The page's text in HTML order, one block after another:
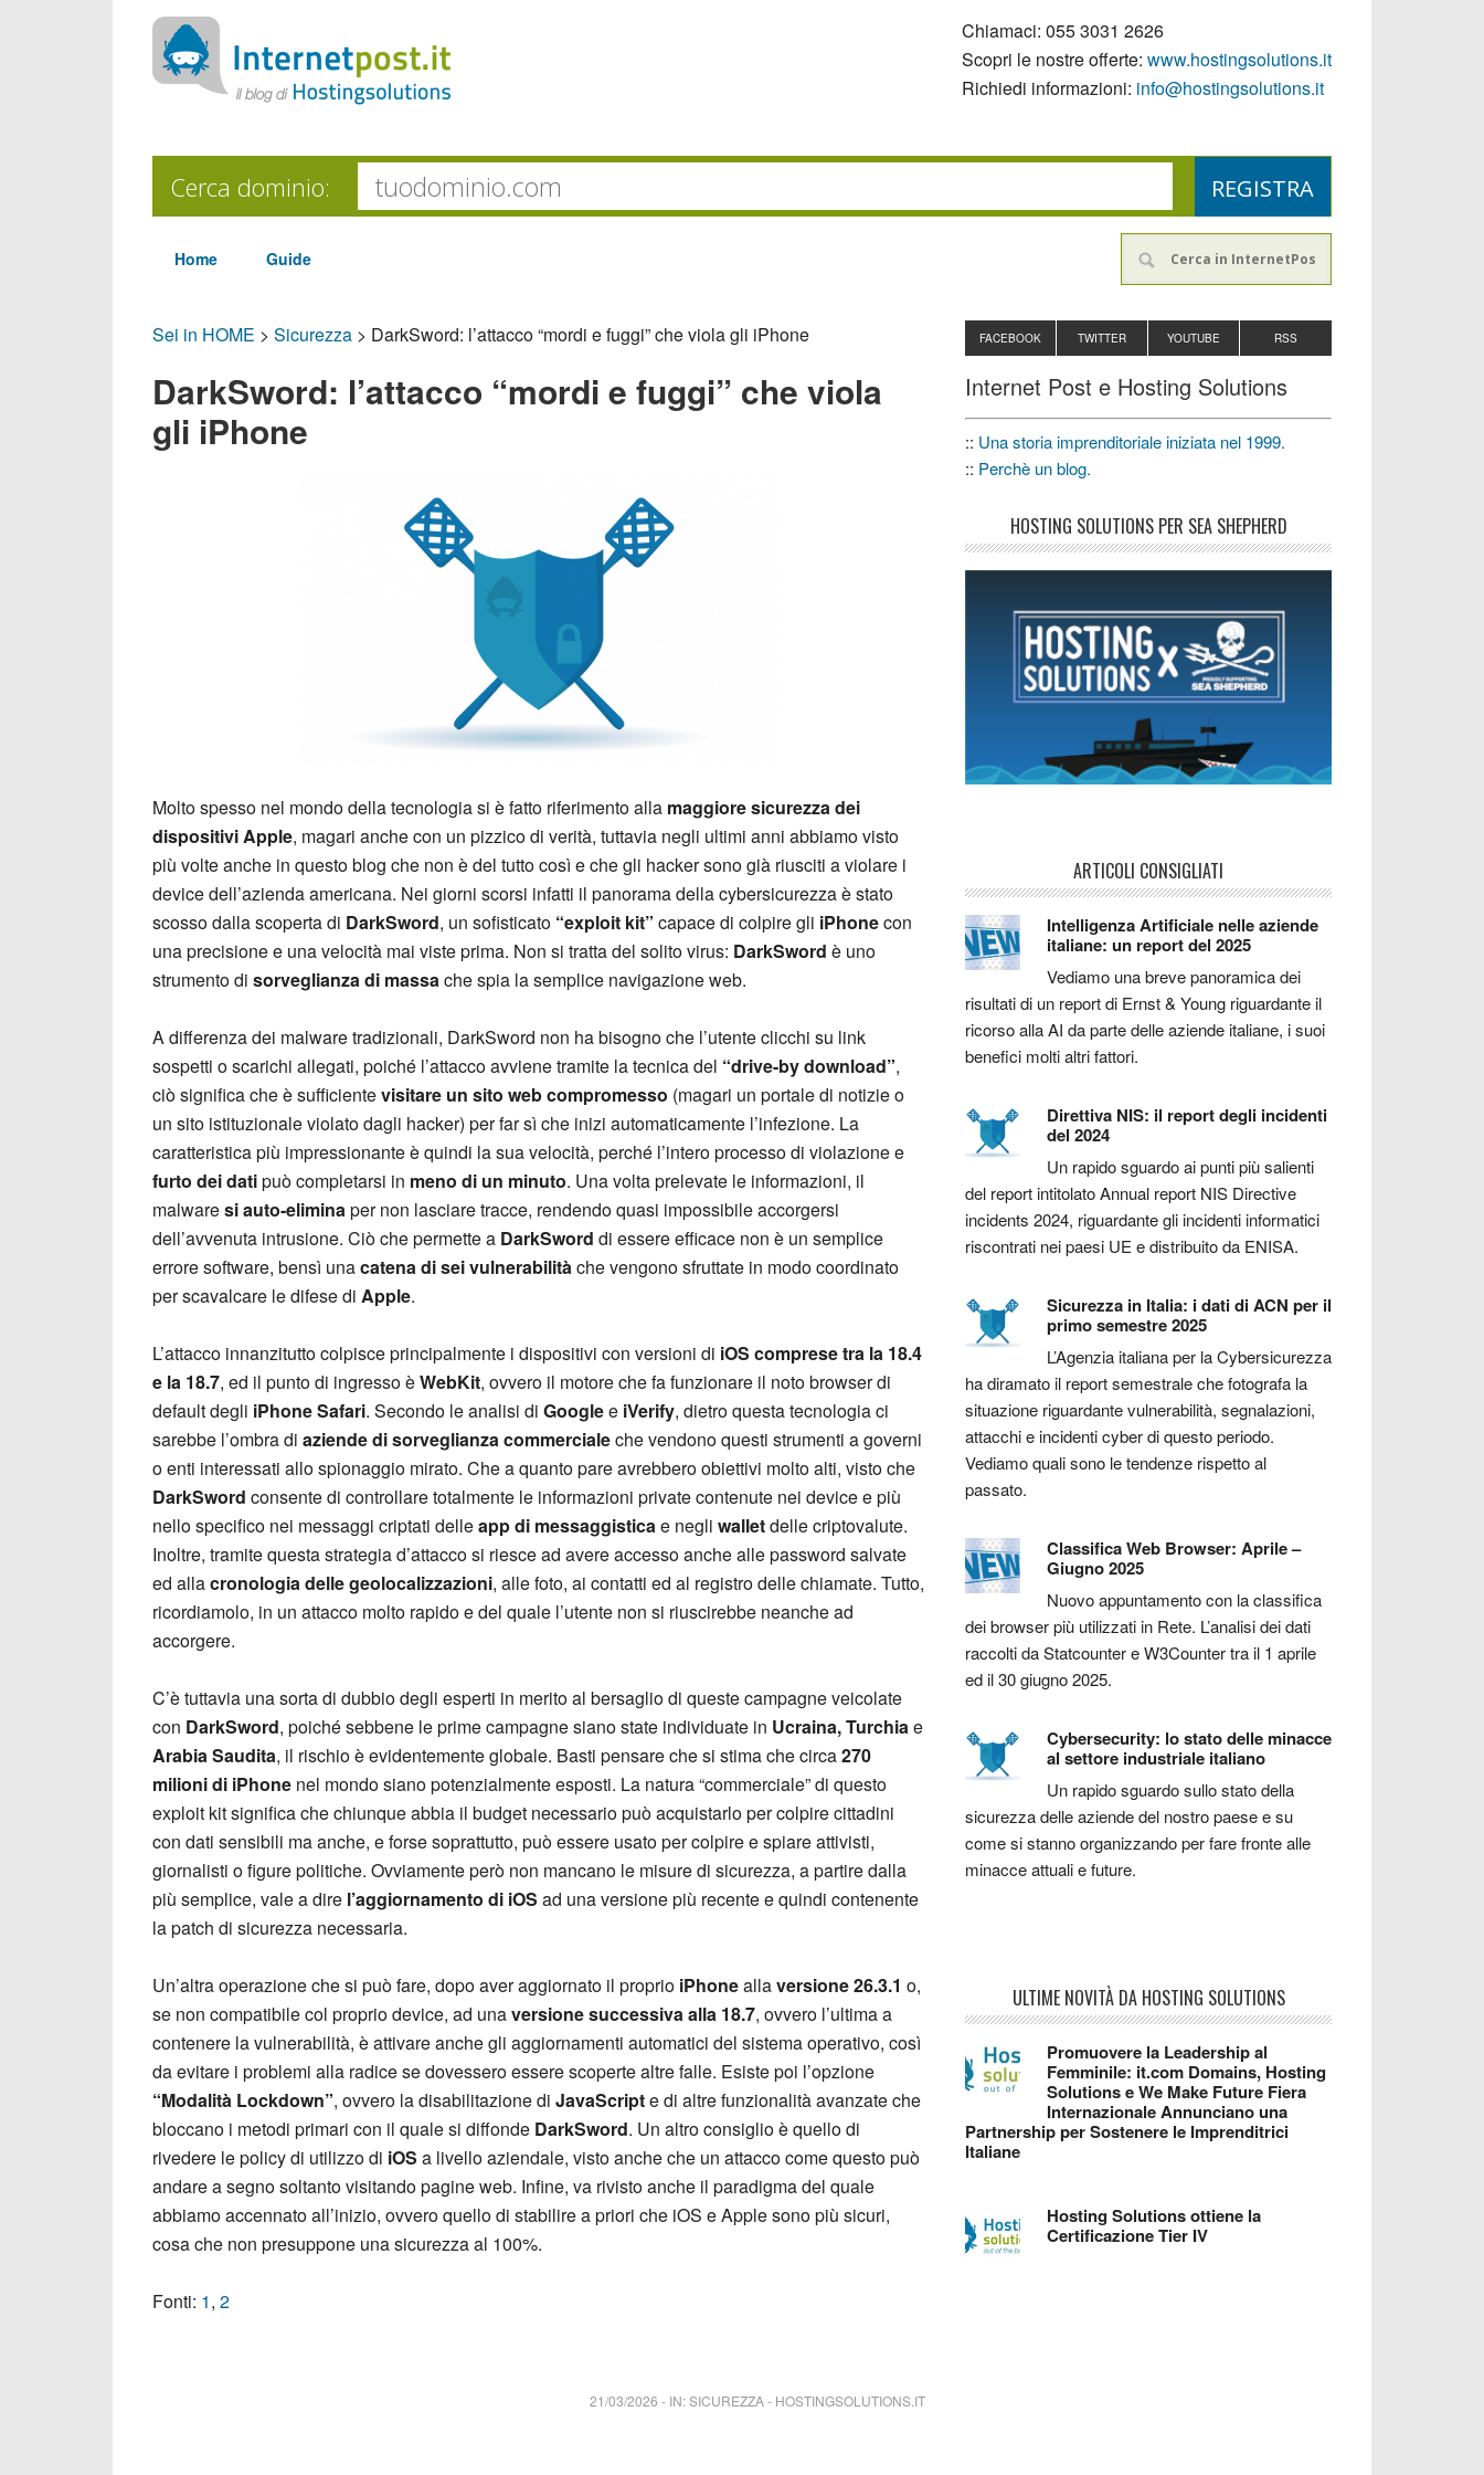
Chiamaci: 055 3031 2626
Scopri le nostre offerte: www.hostingsolutions.it
Richiedi informazioni: info@hostingsolutions.it
Cerca dominio:
Home Guide
Sei in HOME > Sicurezza > DarkSword: l’attacco “mordi e fuggi” che viola gli iPhone
DarkSword: l’attacco “mordi e fuggi” che viola
gli iPhone
Molto spesso nel mondo della tecnologia si è fatto riferimento alla maggiore sicurezza dei
dispositivi Apple, magari anche con un pizzico di verità, tuttavia negli ultimi anni abbiamo visto
più volte anche in questo blog che non è del tutto così e che gli hacker sono già riusciti a violare i
device dell’azienda americana. Nei giorni scorsi infatti il panorama della cybersicurezza è stato
scosso dalla scoperta di DarkSword, un sofisticato “exploit kit” capace di colpire gli iPhonecon
una precisione e una velocità mai viste prima. Non si tratta del solito virus: DarkSword è uno
strumento di sorveglianza di massache spia la semplice navigazione web.
A differenza dei malware tradizionali, DarkSword non ha bisogno che l’utente clicchi su link
sospetti o scarichi allegati, poiché l’attacco avviene tramite la tecnica del “drive-by download”,
ciò significa che è sufficientevisitare un sito web compromesso (magari un portale di notizie o
un sito istituzionale violato dagli hacker) per far sì che inizi automaticamente l’infezione. La
caratteristica più impressionante è quindi la sua velocità, perché l’intero processo di violazione e
furto dei datipuò completarsi in meno di un minuto. Una volta prelevate le informazioni, il
malwaresi auto-eliminaper non lasciare tracce, rendendo quasi impossibile accorgersi
dell’avvenuta intrusione. Ciò che permette a DarkSword di essere efficace non è un semplice
errore software, bensì unacatena di sei vulnerabilitàche vengono sfruttate in modo coordinato
per scavalcare le difese di Apple.
L’attacco innanzitutto colpisce principalmente i dispositivi con versioni di iOS comprese tra la 18.4
e la 18.7, ed il punto di ingresso èWebKit, ovvero il motore che fa funzionare il noto browser di
default degli iPhone Safari. Secondo le analisi di Googlee iVerify, dietro questa tecnologia ci
sarebbe l’ombra di aziende di sorveglianza commercialeche vendono questi strumenti a governi
o enti interessati allo spionaggio mirato. Che a quanto pare avrebbero obiettivi molto alti, visto che
DarkSword consente di controllare totalmente le informazioni private contenute nei device e più
nello specifico nei messaggi criptati delleapp di messaggisticae negli walletdelle criptovalute.
Inoltre, tramite questa strategia d’attacco si riesce ad avere accesso anche alle password salvate
ed allacronologia delle geolocalizzazioni, alle foto, ai contatti ed al registro delle chiamate. Tutto,
ricordiamolo, in un attacco molto rapido e del quale l’utente non si riuscirebbe neanche ad
accorgere.
C’è tuttavia una sorta di dubbio degli esperti in merito al bersaglio di queste campagne veicolate
con DarkSword, poiché sebbene le prime campagne siano state individuate in Ucraina,Turchiae
Arabia Saudita, il rischio è evidentemente globale. Basti pensare che si stima che circa270
milioni di iPhone nel mondo siano potenzialmente esposti. La natura “commerciale” di questo
exploit kit significa che chiunque abbia il budget necessario può acquistarlo per colpire cittadini
con dati sensibili ma anche, e forse soprattutto, può essere usato per colpire e spiare attivisti,
giornalisti o figure politiche. Ovviamente però non mancano le misure di sicurezza, a partire dalla
più semplice, vale a dire l’aggiornamento di iOS ad una versione più recente e quindi contenente
la patch di sicurezza necessaria.
Un’altra operazione che si può fare, dopo aver aggiornato il proprio iPhoneallaversione 26.3.1 o,
se non compatibile col proprio device, ad unaversione successiva alla 18.7, ovvero l’ultima a
contenere la vulnerabilità, è attivare anche gli aggiornamenti automatici del sistema operativo, così
da evitare i problemi alla radice se dovessero essere scoperte altre falle. Esiste poi l’opzione
“Modalità Lockdown”, ovvero la disabilitazione di JavaScripte di altre funzionalità avanzate che
bloccano i metodi primari con il quale si diffonde DarkSword. Un altro consiglio è quello di
rivedere le policy di utilizzo di iOS a livello aziendale, visto anche che un attacco come questo può
andare a segno soltanto visitando pagine web. Infine, va rivisto anche il paradigma del quale
abbiamo accennato all’inizio, ovvero quello di stabilire a priori che iOS e Apple sono più sicuri,
cosa che non presuppone una sicurezza al 100%.
Fonti: 1, 2
21/03/2026 - IN:SICUREZZA- HOSTINGSOLUTIONS.IT
FACEBOOK TWITTER YOUTUBE RSS
Internet Post e Hosting Solutions
:: Una storia imprenditoriale iniziata nel 1999.
:: Perchè un blog.
HOSTING SOLUTIONS PER SEA SHEPHERD
ARTICOLI CONSIGLIATI
Intelligenza Artificiale nelle aziende
italiane: un report del 2025
Vediamo una breve panoramica dei
risultati di un report di Ernst & Young riguardante il
ricorso alla AI da parte delle aziende italiane, i suoi
benefici molti altri fattori.
Direttiva NIS: il report degli incidenti
del 2024
Un rapido sguardo ai punti più salienti
del report intitolato Annual report NIS Directive
incidents 2024, riguardante gli incidenti informatici
riscontrati nei paesi UE e distribuito da ENISA.
Sicurezza in Italia: i dati di ACN per il
primo semestre 2025
L’Agenzia italiana per la Cybersicurezza
ha diramato il report semestrale che fotografa la
situazione riguardante vulnerabilità, segnalazioni,
attacchi e incidenti cyber di questo periodo.
Vediamo quali sono le tendenze rispetto al
passato.
Classifica Web Browser: Aprile –
Giugno 2025
Nuovo appuntamento con la classifica
dei browser più utilizzati in Rete. L’analisi dei dati
raccolti da Statcounter e W3Counter tra il 1 aprile
ed il 30 giugno 2025.
Cybersecurity: lo stato delle minacce
al settore industriale italiano
Un rapido sguardo sullo stato della
sicurezza delle aziende del nostro paese e su
come si stanno organizzando per fare fronte alle
minacce attuali e future.
ULTIME NOVITÀ DA HOSTING SOLUTIONS
Promuovere la Leadership al
Femminile: it.com Domains, Hosting
Solutions e We Make Future Fiera
Internazionale Annunciano una
Partnership per Sostenere le Imprenditrici
Italiane
Hosting Solutions ottiene la
Certificazione Tier IV